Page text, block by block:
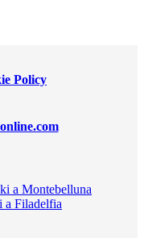
Policy
a Montebelluna
a Filadelfia